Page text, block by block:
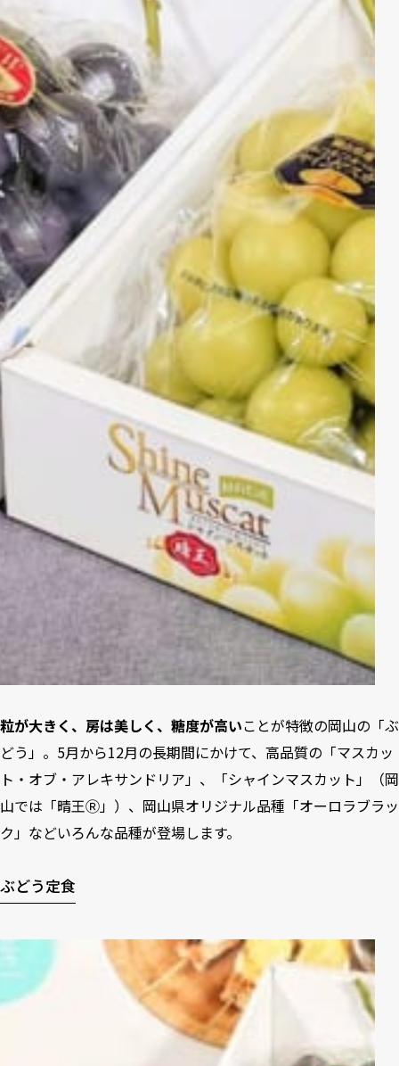
粒が大きく、房は美しく、糖度が高いことが特徴の岡山の「ぶ
どう」。5月から12月の長期間にかけて、高品質の「マスカッ
ト・オブ・アレキサンドリア」、「シャインマスカット」（岡
山では「晴王Ⓡ」）、岡山県オリジナル品種「オーロラブラッ
ク」などいろんな品種が登場します。
ぶどう定食